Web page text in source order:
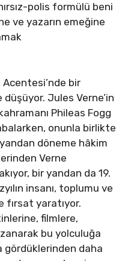
polis formülü beni
ve yazarın emeğine
bir
Jules Verne’in
Phileas Fogg
onunla birlikte
yandan döneme hâkim
Verne
bir yandan da 19.
insanı, toplumu ve
fırsat yaratıyor.
filmlere,
bu yolculuğa
gördüklerinden daha